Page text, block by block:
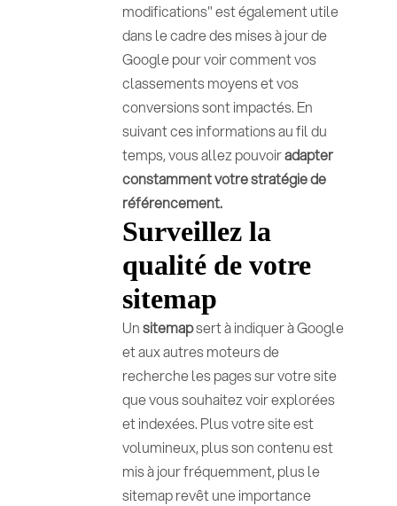
modifications" est également utile
dans le cadre des mises à jour de
Google pour voir comment vos
classements moyens et vos
conversions sont impactés. En
suivant ces informations au fil du
temps, vous allez pouvoiradapter
constamment votre stratégie de
référencement.
Surveillez la
qualité de votre
sitemap
Unsitemapsert à indiquer à Google
et aux autres moteurs de
recherche les pages sur votre site
que vous souhaitez voir explorées
et indexées. Plus votre site est
volumineux, plus son contenu est
mis à jour fréquemment, plus le
sitemap revêt une importance